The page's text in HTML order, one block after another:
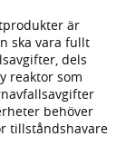
är
ska vara fullt
dels
reaktor som
behöver
tillståndshavare